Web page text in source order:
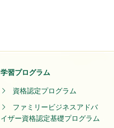
学習プログラム
資格認定プログラム
ファミリービジネスアドバ
イザー資格認定基礎プログラム